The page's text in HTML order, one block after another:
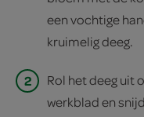
een vochtige
kruimelig deeg.
2
Rol het deeg uit
werkblad en